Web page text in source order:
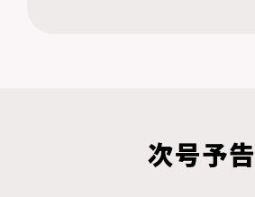
次号予告